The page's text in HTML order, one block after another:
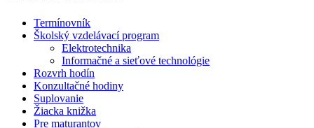
Termínovník
Školský vzdelávací program
Elektrotechnika
Informačné a sieťové technológie
Rozvrh hodín
Konzultačné hodiny
Suplovanie
Žiacka knižka
Pre maturantov